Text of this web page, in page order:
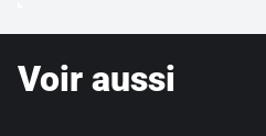
Voir aussi